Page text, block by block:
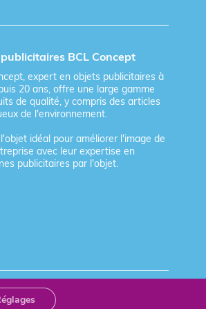
BCL Concept
expert en objets publicitaires à
20 ans, offre une large gamme
de qualité, y compris des articles
de l'environnement.
idéal pour améliorer l'image de
avec leur expertise en
publicitaires par l'objet.